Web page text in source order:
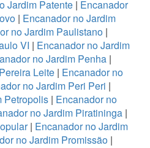
Jardim Patente| Encanador
| Encanador no Jardim
no Jardim Paulistano |
VI | Encanador no Jardim
no Jardim Penha|
Leite| Encanador no
no Jardim Peri Peri |
Petropolis | Encanador no
no Jardim Piratininga|
| Encanador no Jardim
no Jardim Promissão|